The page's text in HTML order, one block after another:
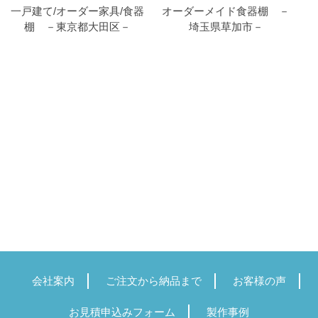
一戸建て/オーダー家具/食器
棚 －東京都大田区－
オーダーメイド食器棚 －
埼玉県草加市－
会社案内 ご注文から納品まで お客様の声
お見積申込みフォーム 製作事例